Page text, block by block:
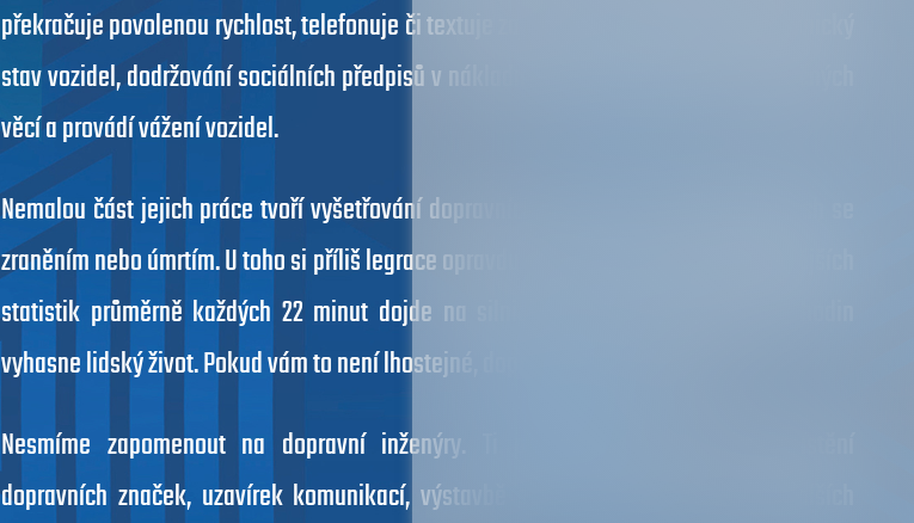
překračuje povolenou rychlost, telefonuje či textuje za jízdy, ale dohlíží také na technický
stav vozidel, dodržování sociálních předpisů v nákladní dopravě, přepravu nebezpečných
věcí a provádí vážení vozidel.
Nemalou část jejich práce tvoří vyšetřování dopravních nehod, v horším případě těch se
zraněním nebo úmrtím. U toho si příliš legrace opravdu neužijí, protože podle nejnovějších
statistik průměrně každých 22 minut dojde na silnici ke zranění a každých 19 hodin
vyhasne lidský život. Pokud vám to není lhostejné, dopravák je práce pro vás.
Nesmíme zapomenout na dopravní inženýry. Ti připravují stanoviska k umístění
dopravních značek, uzavírek komunikací, výstavbě silnic a dálnic a realizaci dalších